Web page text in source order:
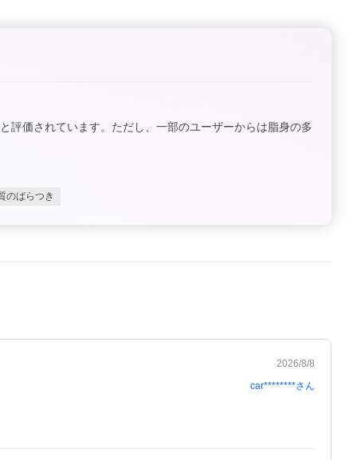
評価されています。ただし、一部のユーザーからは脂身の多
のばらつき
2026/8/8
car********さん